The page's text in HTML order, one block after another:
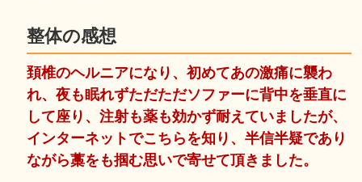
整体の感想
頚椎のヘルニアになり、初めてあの激痛に襲わ
れ、夜も眠れずただただソファーに背中を垂直に
して座り、注射も薬も効かず耐えていましたが、
インターネットでこちらを知り、半信半疑であり
ながら藁をも掴む思いで寄せて頂きました。